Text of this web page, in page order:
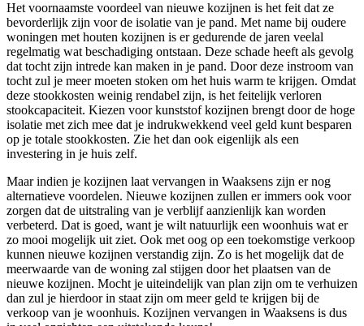
Het voornaamste voordeel van nieuwe kozijnen is het feit dat ze
bevorderlijk zijn voor de isolatie van je pand. Met name bij oudere
woningen met houten kozijnen is er gedurende de jaren veelal
regelmatig wat beschadiging ontstaan. Deze schade heeft als gevolg
dat tocht zijn intrede kan maken in je pand. Door deze instroom van
tocht zul je meer moeten stoken om het huis warm te krijgen. Omdat
deze stookkosten weinig rendabel zijn, is het feitelijk verloren
stookcapaciteit. Kiezen voor kunststof kozijnen brengt door de hoge
isolatie met zich mee dat je indrukwekkend veel geld kunt besparen
op je totale stookkosten. Zie het dan ook eigenlijk als een
investering in je huis zelf.
Maar indien je kozijnen laat vervangen in Waaksens zijn er nog
alternatieve voordelen. Nieuwe kozijnen zullen er immers ook voor
zorgen dat de uitstraling van je verblijf aanzienlijk kan worden
verbeterd. Dat is goed, want je wilt natuurlijk een woonhuis wat er
zo mooi mogelijk uit ziet. Ook met oog op een toekomstige verkoop
kunnen nieuwe kozijnen verstandig zijn. Zo is het mogelijk dat de
meerwaarde van de woning zal stijgen door het plaatsen van de
nieuwe kozijnen. Mocht je uiteindelijk van plan zijn om te verhuizen
dan zul je hierdoor in staat zijn om meer geld te krijgen bij de
verkoop van je woonhuis. Kozijnen vervangen in Waaksens is dus